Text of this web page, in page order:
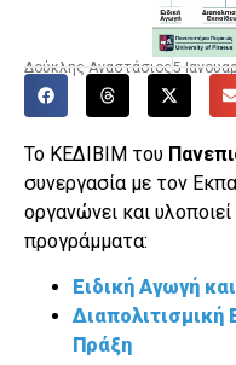
Δούκλης Αναστάσιος5
Το ΚΕΔΙΒΙΜ του
συνεργασία με τον
οργανώνει και
προγράμματα:
Ειδική Αγωγή
Πράξη